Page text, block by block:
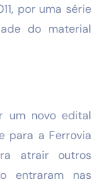
por uma série
do material
um novo edital
para a Ferrovia
atrair outros
entraram nas